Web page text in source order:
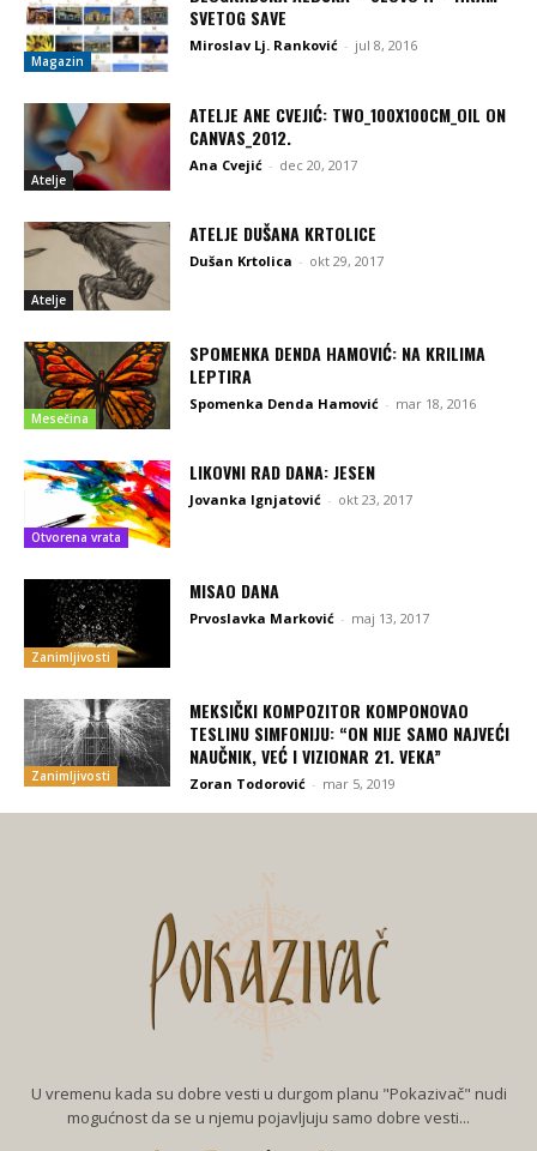
Magazin
SVETOG SAVE
Miroslav Lj. Ranković - jul 8, 2016
Atelje
ATELJE ANE CVEJIĆ: TWO_100X100CM_OIL ON
CANVAS_2012.
Ana Cvejić - dec 20, 2017
Atelje
ATELJE DUŠANA KRTOLICE
Dušan Krtolica - okt 29, 2017
Mesečina
SPOMENKA DENDA HAMOVIĆ: NA KRILIMA
LEPTIRA
Spomenka Denda Hamović - mar 18, 2016
Otvorena vrata
LIKOVNI RAD DANA: JESEN
Jovanka Ignjatović - okt 23, 2017
Zanimljivosti
MISAO DANA
Prvoslavka Marković - maj 13, 2017
Zanimljivosti
MEKSIČKI KOMPOZITOR KOMPONOVAO
TESLINU SIMFONIJU: “ON NIJE SAMO NAJVEĆI
NAUČNIK, VEĆ I VIZIONAR 21. VEKA”
Zoran Todorović - mar 5, 2019
U vremenu kada su dobre vesti u durgom planu "Pokazivač" nudi
mogućnost da se u njemu pojavljuju samo dobre vesti...